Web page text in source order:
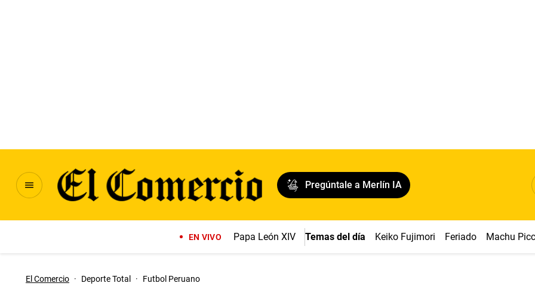
Pregúntale a Merlín IA
EN VIVO Papa León XIV Temas del día Keiko Fujimori Feriado Machu
El Comercio · Deporte Total · Futbol Peruano